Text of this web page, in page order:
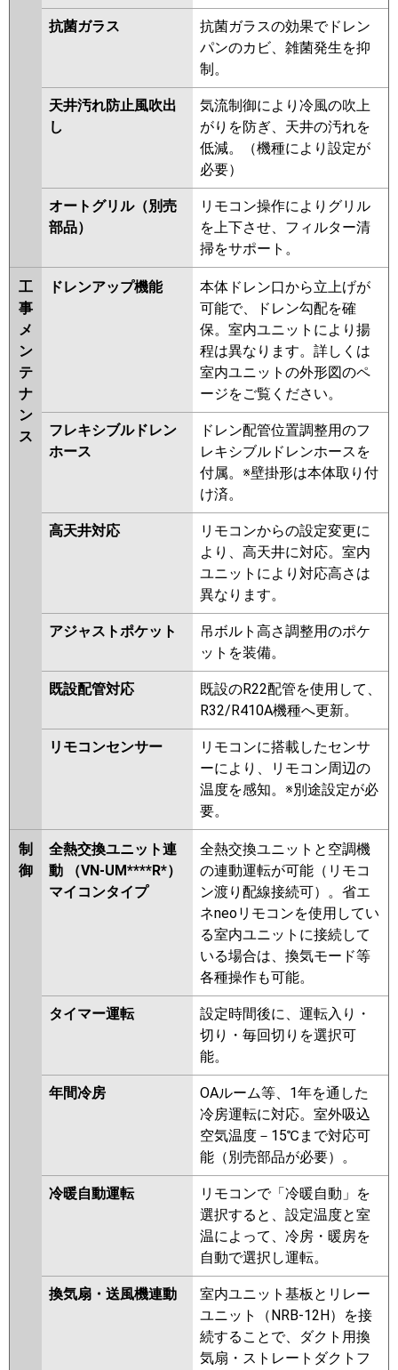
パナソニック PA-P112U7KNBX PA-
P112U7HNBX PA-P112U7KB PA-
P112U7KNB
P112U7HNB PA-P112U7K PA-
P112U7KN PA-P112U7H PA-
P112U7HN PA-P112U6KB PA-
P112U6KNB
P112U6CNB PA-P112U6HB PA-
P112U6HNB PA-P112U6K PA-
P112U6KN PA-P112U6H PA-
P112U6HN
抗菌ガラス
抗菌ガラスの効果でドレン
パンのカビ、雑菌発生を抑
制。
天井汚れ防止風吹出
し
気流制御により冷風の吹上
がりを防ぎ、天井の汚れを
低減。（機種により設定が
必要）
オートグリル（別売
部品）
リモコン操作によりグリル
を上下させ、フィルター清
掃をサポート。
工
事
メ
ン
テ
ナ
ン
ス
ドレンアップ機能
本体ドレン口から立上げが
可能で、ドレン勾配を確
保。室内ユニットにより揚
程は異なります。詳しくは
室内ユニットの外形図のペ
ージをご覧ください。
フレキシブルドレン
ホース
ドレン配管位置調整用のフ
レキシブルドレンホースを
付属。※壁掛形は本体取り付
け済。
高天井対応
リモコンからの設定変更に
より、高天井に対応。室内
ユニットにより対応高さは
異なります。
アジャストポケット
吊ボルト高さ調整用のポケ
ットを装備。
既設配管対応
既設のR22配管を使用して、
R32/R410A機種へ更新。
リモコンセンサー
リモコンに搭載したセンサ
ーにより、リモコン周辺の
温度を感知。※別途設定が必
要。
制
御
全熱交換ユニット連
動 （VN-UM****R*）
マイコンタイプ
全熱交換ユニットと空調機
の連動運転が可能（リモコ
ン渡り配線接続可）。省エ
ネneoリモコンを使用してい
る室内ユニットに接続して
いる場合は、換気モード等
各種操作も可能。
タイマー運転
設定時間後に、運転入り・
切り・毎回切りを選択可
能。
年間冷房
OAルーム等、1年を通した
冷房運転に対応。室外吸込
空気温度－15℃まで対応可
能（別売部品が必要）。
冷暖自動運転
リモコンで「冷暖自動」を
選択すると、設定温度と室
温によって、冷房・暖房を
自動で選択し運転。
換気扇・送風機連動
室内ユニット基板とリレー
ユニット（NRB-12H）を接
続することで、ダクト用換
気扇・ストレートダクトフ